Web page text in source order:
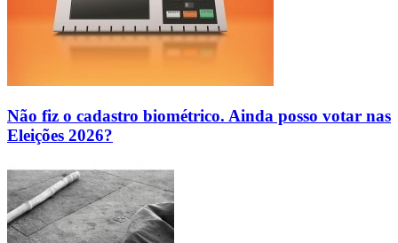
Não fiz o cadastro biométrico. Ainda posso votar nas
Eleições 2026?